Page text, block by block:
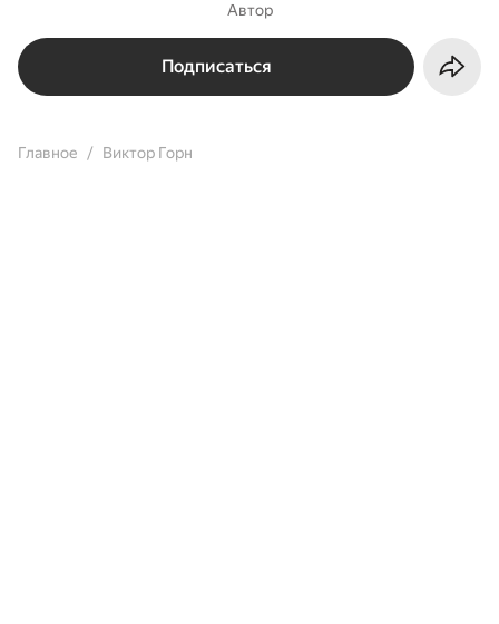
Автор
Подписаться
Главное Виктор Горн